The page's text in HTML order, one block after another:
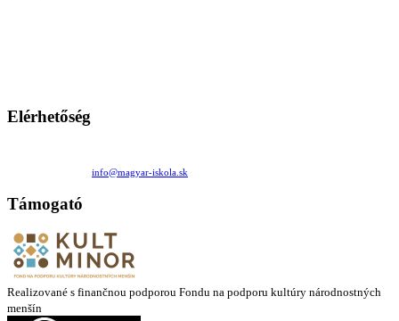
Elérhetőség
info@magyar-iskola.sk
Támogató
Realizované s finančnou podporou Fondu na podporu kultúry národnostných
menšín